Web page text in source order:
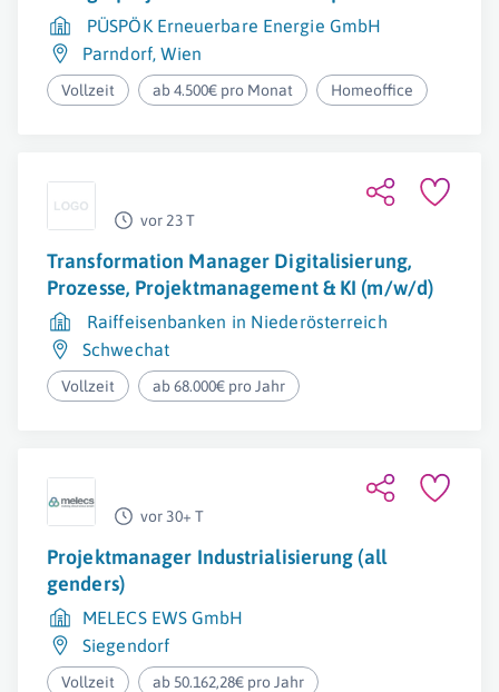
PÜSPÖK Erneuerbare Energie GmbH
Parndorf,Wien
Vollzeit ab 4.500€ pro Monat Homeoffice
vor 23 T
Transformation Manager Digitalisierung,
Prozesse, Projektmanagement & KI (m/w/d)
Raiffeisenbanken in Niederösterreich
Schwechat
Vollzeit ab 68.000€ pro Jahr
vor 30+ T
Projektmanager Industrialisierung (all
genders)
MELECS EWS GmbH
Siegendorf
Vollzeit ab 50.162,28€ pro Jahr